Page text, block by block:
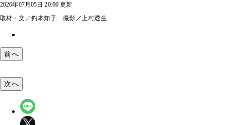
2026年07月05日 20:00 更新
取材・文／釣本知子 撮影／上村透生
前へ
次へ